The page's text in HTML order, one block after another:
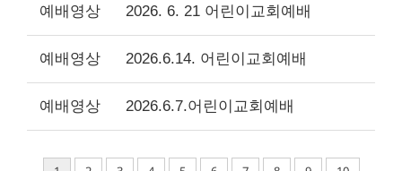
예배영상 2026. 6. 21 어린이교회예배
예배영상 2026.6.14. 어린이교회예배
예배영상 2026.6.7.어린이교회예배